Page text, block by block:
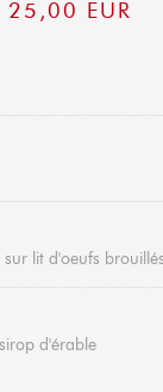
25,00 EUR
lit d'oeufs brouillés
d'érable